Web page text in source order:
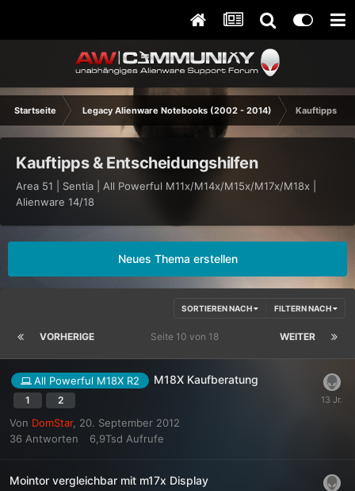
Startseite Legacy Alienware Notebooks (2002 - 2014) Kauftipps &
Kauftipps & Entscheidungshilfen
Area 51 | Sentia | All Powerful M11x/M14x/M15x/M17x/M18x |
Alienware 14/18
Neues Thema erstellen
SORTIEREN NACH FILTERN NACH
VORHERIGE WEITER
Seite 10 von 18
All Powerful M18X R2 M18X Kaufberatung
1 2
Von DomStar, 20. September 2012
36 Antworten 6,9Tsd Aufrufe
Mointor vergleichbar mit m17x Display